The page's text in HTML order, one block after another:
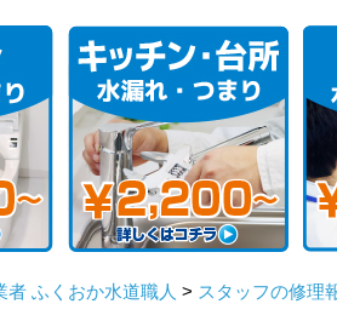
ふくおか水道職人 > スタッフの修理